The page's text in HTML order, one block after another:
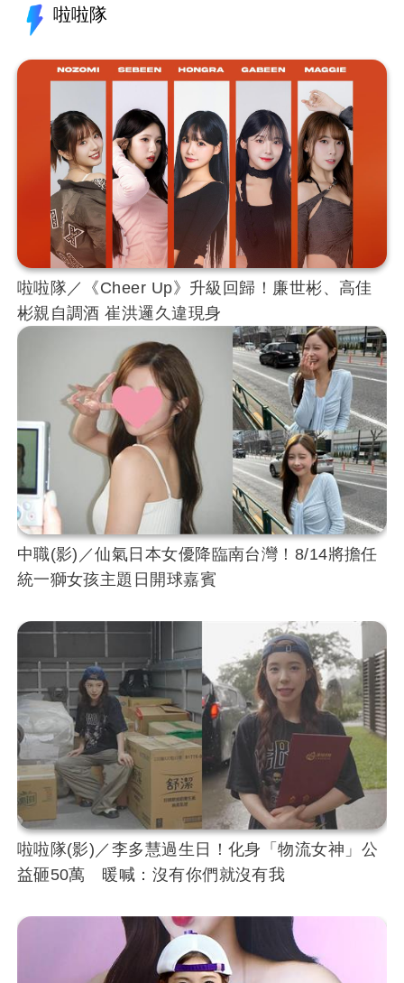
啦啦隊
中職(影)／仙氣日本女優降臨南台灣！8/14將擔任
統一獅女孩主題日開球嘉賓
啦啦隊(影)／李多慧過生日！化身「物流女神」公
益砸50萬 暖喊：沒有你們就沒有我
啦啦隊／《Cheer Up》升級回歸！廉世彬、高佳
彬親自調酒 崔洪邏久違現身